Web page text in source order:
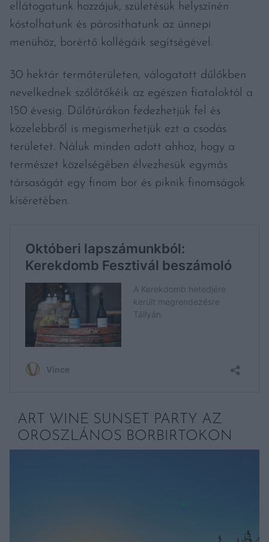
ellátogatunk hozzájuk, születésük helyszínén
kóstolhatunk és párosíthatunk az ünnepi
menühöz, borértő kollégáik segítségével.
30 hektár termőterületen, válogatott dűlőkben
nevelkednek szőlőtőkéik az egészen fiataloktól a
150 évesig. Dűlőtúrákon fedezhetjük fel és
közelebbről is megismerhetjük ezt a csodás
területet. Náluk minden adott ahhoz, hogy a
természet közelségében élvezhesük egymás
társaságát egy finom bor és piknik finomságok
kíséretében.
ART WINE SUNSET PARTY AZ
OROSZLÁNOS BORBIRTOKON